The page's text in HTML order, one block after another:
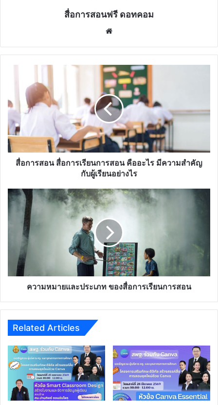
สื่อการสอนฟรี ดอทคอม
สื่อ
การ
เรียน
การ
สอน
คือ
อะไร
สำคัญ
กับ
ผู้
อย่างไร
สื่อการสอน สื่อการเรียนการสอน คืออะไร มีความสำคัญ
กับผู้เรียนอย่างไร
ความ
หมาย
และ
ประเภท
เรียน
การ
ความหมายและประเภท ของสื่อการเรียนการสอน
Related Articles